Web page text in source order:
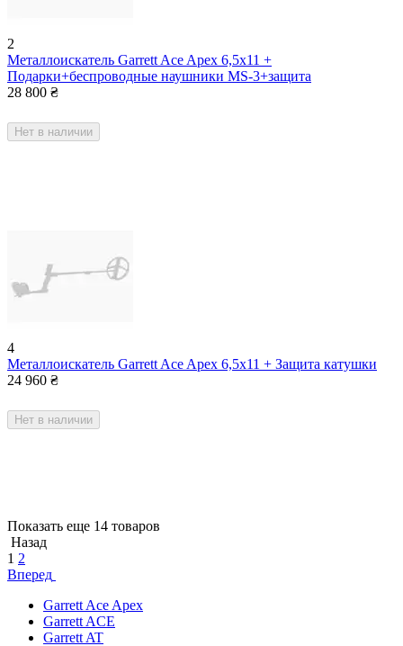
2
Металлоискатель Garrett Ace Apex 6,5x11 +
Подарки+беспроводные наушники MS-3+защита
28 800 ₴
Нет в наличии
4
Металлоискатель Garrett Ace Apex 6,5x11 + Защита катушки
24 960 ₴
Нет в наличии
Показать еще 14 товаров
Назад
1 2
Вперед
Garrett Ace Apex
Garrett ACE
Garrett AT